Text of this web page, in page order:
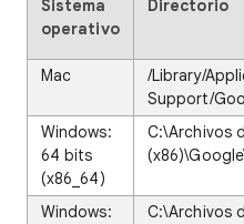
Sistema
operativo
Directorio
Mac
/Library/
Support/
Windows:
64 bits
(x86_64)
C:\Archivos
Windows:
C:\Archivos